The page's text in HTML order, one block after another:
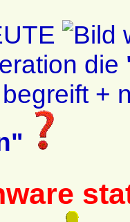
die
begreift +